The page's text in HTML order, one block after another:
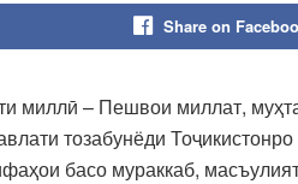
Share on
миллӣ – Пешвои миллат,
тозабунёди
басо мураккаб,